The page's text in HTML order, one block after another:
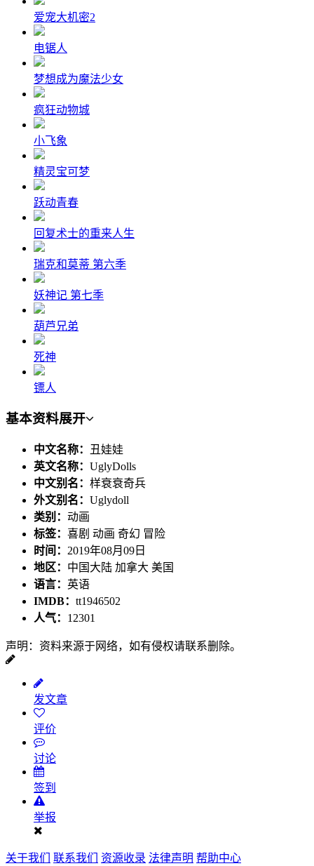
爱宠大机密2
电锯人
梦想成为魔法少女
疯狂动物城
小飞象
精灵宝可梦
跃动青春
回复术士的重来人生
瑞克和莫蒂 第六季
妖神记 第七季
葫芦兄弟
死神
镖人
基本资料展开
中文名称：
丑娃娃
英文名称： UglyDolls
中文别名： 样衰衰奇兵
外文别名： Uglydoll
类别： 动画
标签： 喜剧 动画 奇幻 冒险
时间： 2019年08月09日
地区： 中国大陆 加拿大 美国
语言： 英语
IMDB： tt1946502
人气： 12301
声明：资料来源于网络，如有侵权请联系删除。
发文章
评价
讨论
签到
举报
关于我们 联系我们 资源收录 法律声明 帮助中心